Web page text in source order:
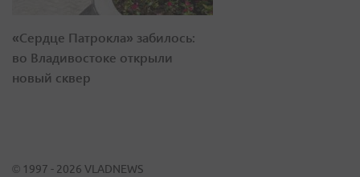
«Сердце Патрокла» забилось:
во Владивостоке открыли
новый сквер
© 1997 - 2026 VLADNEWS